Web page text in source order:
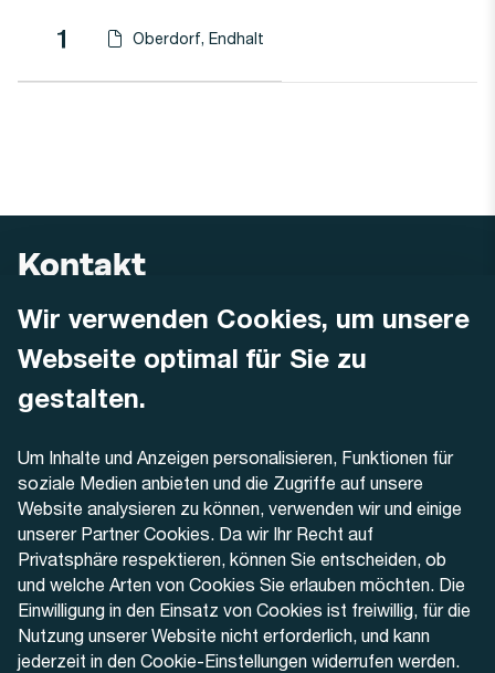
Wir verwenden Cookies, um unsere
Webseite optimal für Sie zu
gestalten.
Um Inhalte und Anzeigen personalisieren, Funktionen für
soziale Medien anbieten und die Zugriffe auf unsere
Website analysieren zu können, verwenden wir und einige
unserer Partner Cookies. Da wir Ihr Recht auf
Privatsphäre respektieren, können Sie entscheiden, ob
und welche Arten von Cookies Sie erlauben möchten. Die
Einwilligung in den Einsatz von Cookies ist freiwillig, für die
Nutzung unserer Website nicht erforderlich, und kann
jederzeit in den Cookie-Einstellungen widerrufen werden.
Linie Richtung
Linie
1 Haltestellen-PDF herunterladen für
Oberdorf, Endhalt
(Öffnet in einen neuen Tab oder Fenster)
Kontakt
AREMO
Dornacherstrasse 48
4500 Solothurn
+41 32 622 37 22
Kontaktformular
Aktuell